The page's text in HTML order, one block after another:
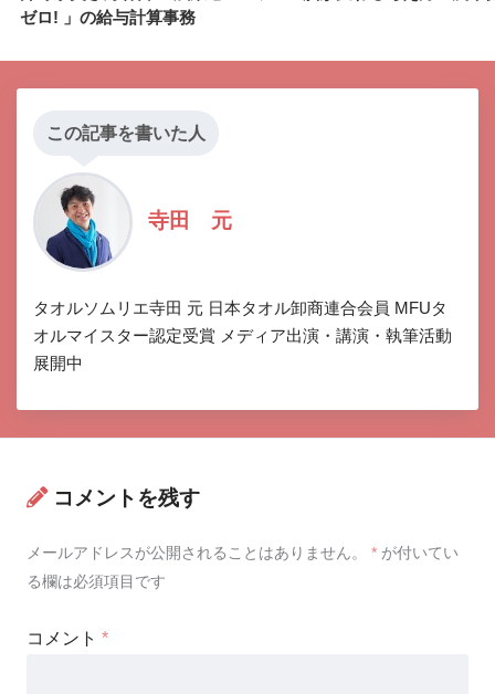
ゼロ! 」の給与計算事務
この記事を書いた人
寺田 元
タオルソムリエ寺田 元 日本タオル卸商連合会員 MFUタ
オルマイスター認定受賞 メディア出演・講演・執筆活動
展開中
コメントを残す
メールアドレスが公開されることはありません。 * が付いてい
る欄は必須項目です
コメント *